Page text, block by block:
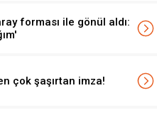
forması ile gönül aldı:
çok şaşırtan imza!